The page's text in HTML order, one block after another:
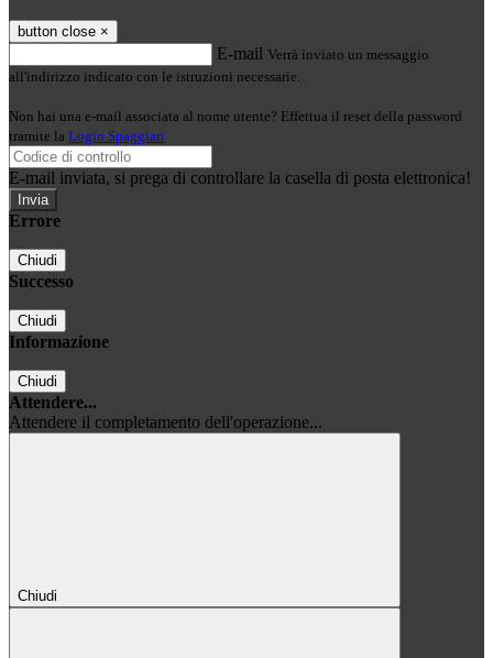
button close ×
E-mail Verrà inviato un messaggio
all'indirizzo indicato con le istruzioni necessarie.
Non hai una e-mail associata al nome utente? Effettua il reset della password
tramite la Login Spaggiari
E-mail inviata, si prega di controllare la casella di posta elettronica!
Errore
Chiudi
Successo
Chiudi
Informazione
Chiudi
Attendere...
Attendere il completamento dell'operazione...
Chiudi